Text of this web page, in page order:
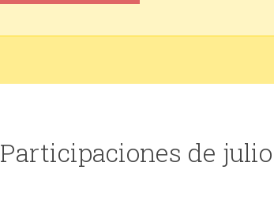
Participaciones de